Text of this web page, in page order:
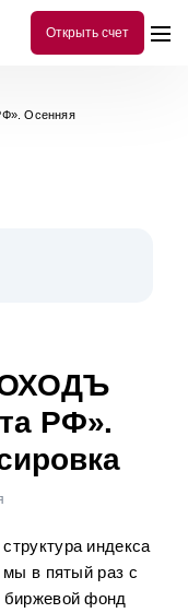
Открыть счет
Осенняя
101
54
3
РФ».
индекса
мы в пятый раз с
биржевой фонд